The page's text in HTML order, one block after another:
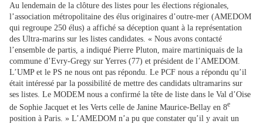
Au lendemain de la clôture des listes pour les élections régionales,
l’association métropolitaine des élus originaires d’outre-mer (AMEDOM
qui regroupe 250 élus) a affiché sa déception quant à la représentation
des Ultra-marins sur les listes candidates. « Nous avons contacté
l’ensemble de partis, a indiqué Pierre Pluton, maire martiniquais de la
commune d’Evry-Gregy sur Yerres (77) et président de l’AMEDOM.
L’UMP et le PS ne nous ont pas répondu. Le PCF nous a répondu qu’il
était intéressé par la possibilité de mettre des candidats ultramarins sur
ses listes. Le MODEM nous a confirmé la tête de liste dans le Val d’Oise
de Sophie Jacquet et les Verts celle de Janine Maurice-Bellay en 8e
position à Paris. » L’AMEDOM n’a pu que constater qu’il y avait un